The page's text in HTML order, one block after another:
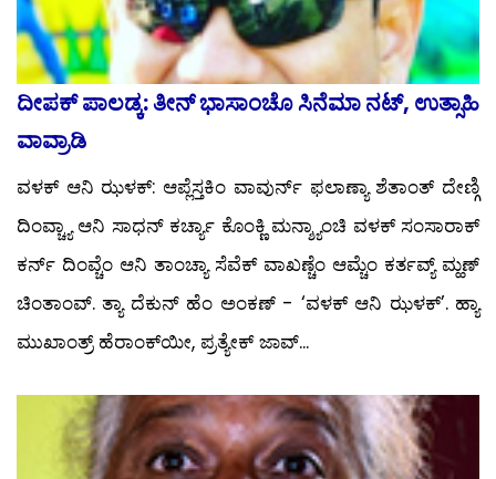
ದೀಪಕ್ ಪಾಲಡ್ಕ: ತೀನ್ ಭಾಸಾಂಚೊ ಸಿನೆಮಾ ನಟ್, ಉತ್ಸಾಹಿ
ವಾವ್ರಾಡಿ
ವಳಕ್ ಆನಿ ಝಳಕ್: ಆಪ್ಲೆಸ್ತಕಿಂ ವಾವುರ್ನ್ ಫಲಾಣ್ಯಾ ಶೆತಾಂತ್ ದೇಣ್ಗಿ
ದಿಂವ್ಚ್ಯಾ ಆನಿ ಸಾಧನ್ ಕರ್ಚ್ಯಾ ಕೊಂಕ್ಣಿ ಮನ್ಶ್ಯಾಂಚಿ ವಳಕ್ ಸಂಸಾರಾಕ್
ಕರ್ನ್ ದಿಂವ್ಚೆಂ ಆನಿ ತಾಂಚ್ಯಾ ಸೆವೆಕ್ ವಾಖಣ್ಚೆಂ ಆಮ್ಚೆಂ ಕರ್ತವ್ಯ್ ಮ್ಹಣ್
ಚಿಂತಾಂವ್. ತ್ಯಾ ದೆಕುನ್ ಹೆಂ ಅಂಕಣ್ - ‘ವಳಕ್ ಆನಿ ಝಳಕ್’. ಹ್ಯಾ
ಮುಖಾಂತ್ರ್ ಹೆರಾಂಕ್‍ಯೀ, ಪ್ರತ್ಯೇಕ್ ಜಾವ್...